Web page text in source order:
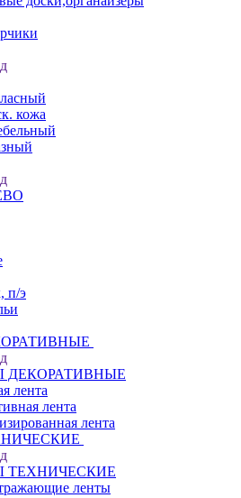
кожа
п/э
ДЕКОРАТИВНЫЕ
лента
лента
лента
ТЕХНИЧЕСКИЕ
ленты